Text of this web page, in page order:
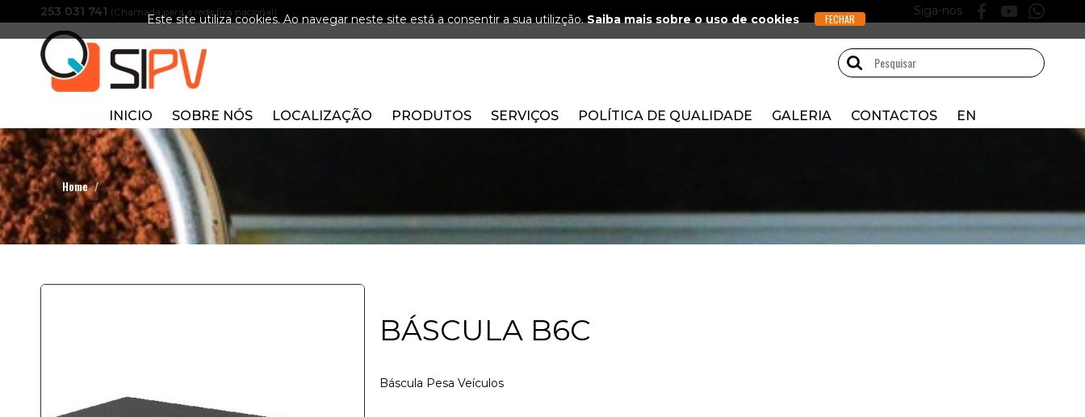
253 031 741 (Chamada para a rede fixa nacional) Siga-nos
INICIO SOBRE NÓS LOCALIZAÇÃO PRODUTOS SERVIÇOS POLÍTICA DE QUALIDADE GALERIA CONTACTOS EN
Home
BÁSCULA B6C
Báscula Pesa Veículos
Este site utiliza cookies. Ao navegar neste site está a consentir a sua utilizção.Saiba mais sobre o uso de cookies